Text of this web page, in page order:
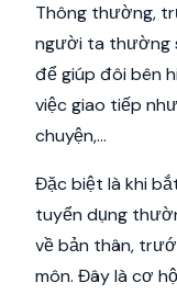
Thông thường,
người ta thường
để giúp đôi bên
việc giao tiếp
chuyện,...
Đặc biệt là khi
tuyển dụng
về bản thân,
môn. Đây là cơ